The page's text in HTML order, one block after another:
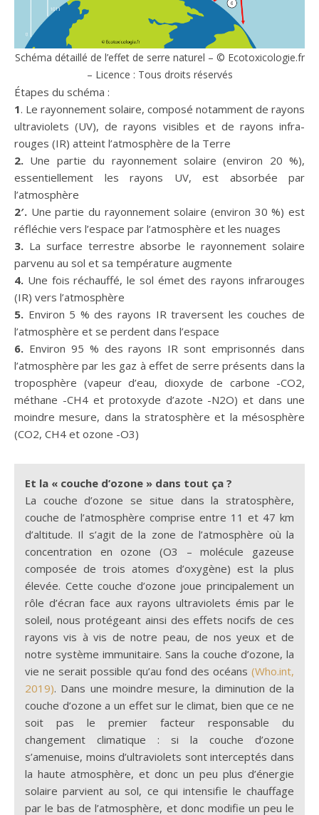
Schéma détaillé de l’effet de serre naturel – © Ecotoxicologie.fr
– Licence : Tous droits réservés
Étapes du schéma :
1. Le rayonnement solaire, composé notamment de rayons
ultraviolets (UV), de rayons visibles et de rayons infra-
rouges (IR) atteint l’atmosphère de la Terre
2. Une partie du rayonnement solaire (environ 20 %),
essentiellement les rayons UV, est absorbée par
l’atmosphère
2′. Une partie du rayonnement solaire (environ 30 %) est
réfléchie vers l’espace par l’atmosphère et les nuages
3. La surface terrestre absorbe le rayonnement solaire
parvenu au sol et sa température augmente
4. Une fois réchauffé, le sol émet des rayons infrarouges
(IR) vers l’atmosphère
5. Environ 5 % des rayons IR traversent les couches de
l’atmosphère et se perdent dans l’espace
6. Environ 95 % des rayons IR sont emprisonnés dans
l’atmosphère par les gaz à effet de serre présents dans la
troposphère (vapeur d’eau, dioxyde de carbone -CO2,
méthane -CH4 et protoxyde d’azote -N2O) et dans une
moindre mesure, dans la stratosphère et la mésosphère
(CO2, CH4 et ozone -O3)
Et la « couche d’ozone » dans tout ça ?
La couche d’ozone se situe dans la stratosphère,
couche de l’atmosphère comprise entre 11 et 47 km
d’altitude. Il s’agit de la zone de l’atmosphère où la
concentration en ozone (O3 – molécule gazeuse
composée de trois atomes d’oxygène) est la plus
élevée. Cette couche d’ozone joue principalement un
rôle d’écran face aux rayons ultraviolets émis par le
soleil, nous protégeant ainsi des effets nocifs de ces
rayons vis à vis de notre peau, de nos yeux et de
notre système immunitaire. Sans la couche d’ozone, la
vie ne serait possible qu’au fond des océans (Who.int,
2019). Dans une moindre mesure, la diminution de la
couche d’ozone a un effet sur le climat, bien que ce ne
soit pas le premier facteur responsable du
changement climatique : si la couche d’ozone
s’amenuise, moins d’ultraviolets sont interceptés dans
la haute atmosphère, et donc un peu plus d’énergie
solaire parvient au sol, ce qui intensifie le chauffage
par le bas de l’atmosphère, et donc modifie un peu le